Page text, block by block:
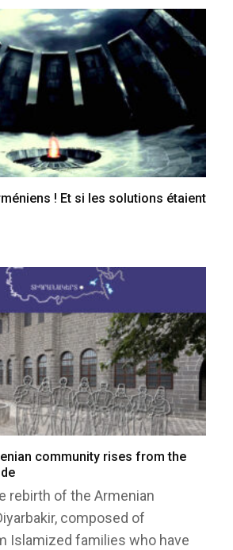
! Et si les solutions étaient
community rises from the
rebirth of the Armenian
composed of
Islamized families who have